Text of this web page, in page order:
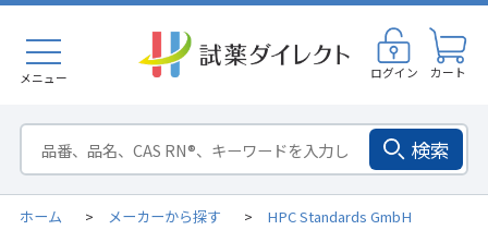
メニュー ログイン カート
検索
ホーム > メーカーから探す > HPC Standards GmbH